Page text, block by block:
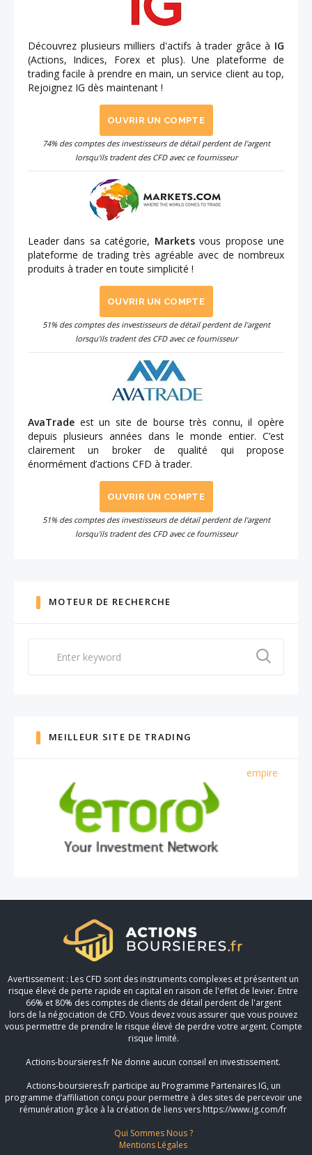
Découvrez plusieurs milliers d'actifs à trader grâce à IG
(Actions, Indices, Forex et plus). Une plateforme de
trading facile à prendre en main, un service client au top,
Rejoignez IG dès maintenant !
OUVRIR UN COMPTE
74% des comptes des investisseurs de détail perdent de l'argent
lorsqu'ils tradent des CFD avec ce fournisseur
Leader dans sa catégorie, Marketsvous propose une
plateforme de trading très agréable avec de nombreux
produits à trader en toute simplicité !
OUVRIR UN COMPTE
51% des comptes des investisseurs de détail perdent de l'argent
lorsqu'ils tradent des CFD avec ce fournisseur
AvaTrade est un site de bourse très connu, il opère
depuis plusieurs années dans le monde entier. C’est
clairement un broker de qualité qui propose
énormément d’actions CFD à trader.
OUVRIR UN COMPTE
51% des comptes des investisseurs de détail perdent de l'argent
lorsqu'ils tradent des CFD avec ce fournisseur
MOTEUR DE RECHERCHE
MEILLEUR SITE DE TRADING
empire
Avertissement : Les CFD sont des instruments complexes et présentent un
risque élevé de perte rapide en capital en raison de l'effet de levier. Entre
66% et 80% des comptes de clients de détail perdent de l'argent
lors de la négociation de CFD. Vous devez vous assurer que vous pouvez
vous permettre de prendre le risque élevé de perdre votre argent. Compte
risque limité.
Actions-boursieres.fr Ne donne aucun conseil en investissement.
Actions-boursieres.fr participe au Programme Partenaires IG, un
programme d’affiliation conçu pour permettre à des sites de percevoir une
rémunération grâce à la création de liens vers https://www.ig.com/fr
Qui Sommes Nous ?
Mentions Légales